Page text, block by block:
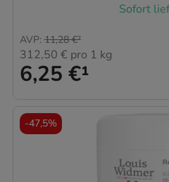
Sofort
6,25 €¹
AVP: 11,28 €²
312,50 € pro 1 kg
-47,5%